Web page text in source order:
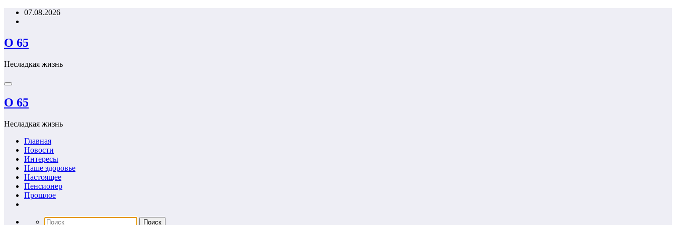
Перейти07.08.2026
О 65
Несладкая жизнь
О 65
Несладкая жизнь
Главная
Новости
Интересы
Наше здоровье
Настоящее
Пенсионер
Прошлое